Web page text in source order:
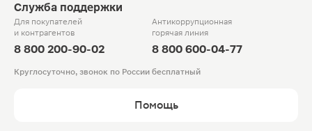
Служба поддержки
Для покупателей
и контрагентов
8 800 200-90-02
Антикоррупционная
горячая линия
8 800 600-04-77
Круглосуточно, звонок по России бесплатный
Помощь